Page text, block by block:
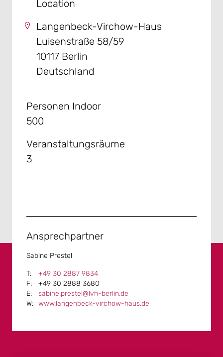
Location
Langenbeck-Virchow-Haus
Luisenstraße 58/59
10117 Berlin
Deutschland
Personen Indoor
500
Veranstaltungsräume
3
Ansprechpartner
Sabine Prestel
+49 30 2887 9834
+49 30 2888 3680
sabine.prestel@lvh-berlin.de
www.langenbeck-virchow-haus.de